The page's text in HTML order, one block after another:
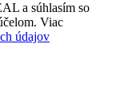
a súhlasím so
Viac
údajov